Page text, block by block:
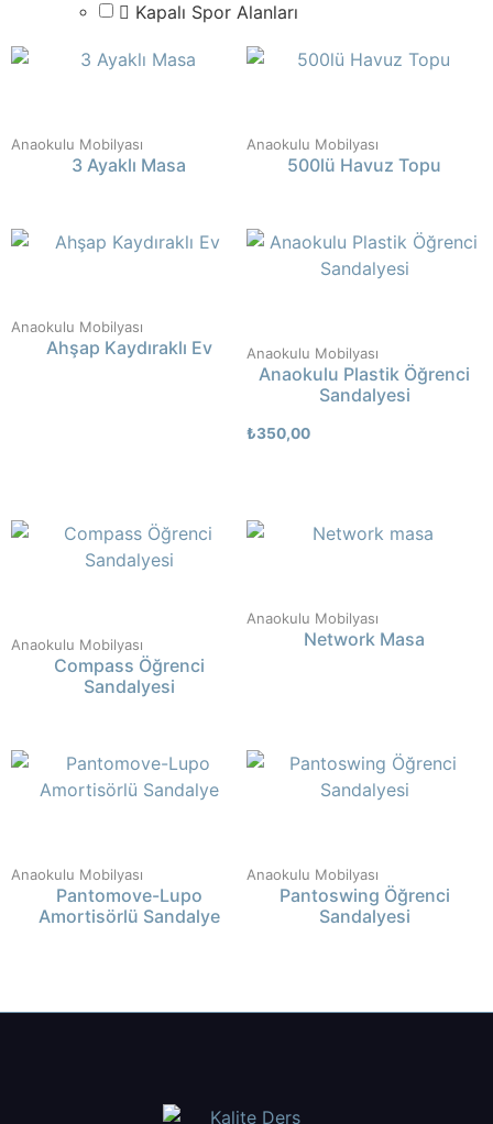
Kapalı Spor Alanları
Anaokulu Mobilyası
3 Ayaklı Masa
Anaokulu Mobilyası
500lü Havuz Topu
Anaokulu Mobilyası
Ahşap Kaydıraklı Ev Anaokulu Mobilyası
Anaokulu Plastik Öğrenci
Sandalyesi
₺350,00
Anaokulu Mobilyası
Compass Öğrenci
Sandalyesi
Anaokulu Mobilyası
Network Masa
Anaokulu Mobilyası
Pantomove-Lupo
Amortisörlü Sandalye
Anaokulu Mobilyası
Pantoswing Öğrenci
Sandalyesi